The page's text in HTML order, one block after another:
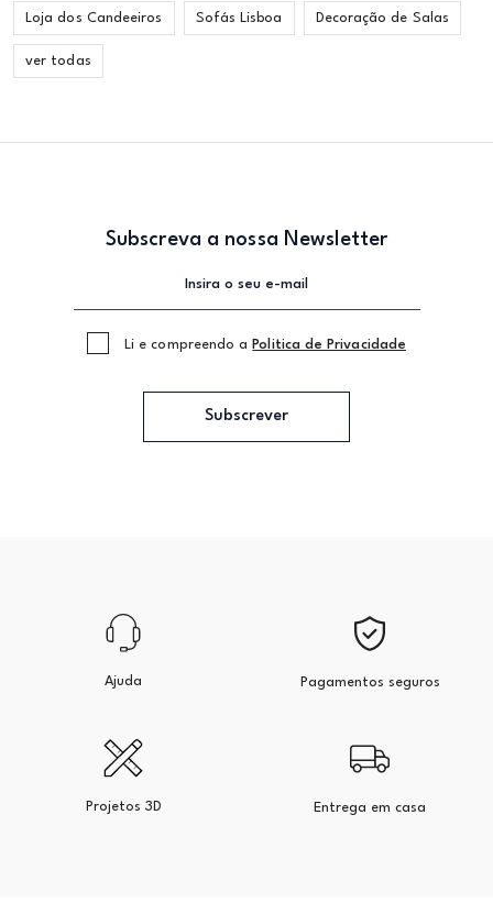
Loja dos Candeeiros Sofás Lisboa Decoração de Salas
ver todas
Subscreva a nossa Newsletter
Li e compreendo a Politica de Privacidade
Subscrever
Ajuda Pagamentos seguros
Projetos 3D Entrega em casa